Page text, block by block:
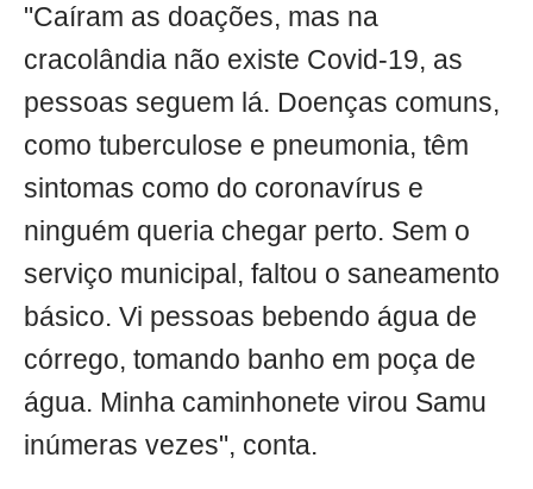
"Caíram as doações, mas na
cracolândia não existe Covid-19, as
pessoas seguem lá. Doenças comuns,
como tuberculose e pneumonia, têm
sintomas como do coronavírus e
ninguém queria chegar perto. Sem o
serviço municipal, faltou o saneamento
básico. Vi pessoas bebendo água de
córrego, tomando banho em poça de
água. Minha caminhonete virou Samu
inúmeras vezes", conta.